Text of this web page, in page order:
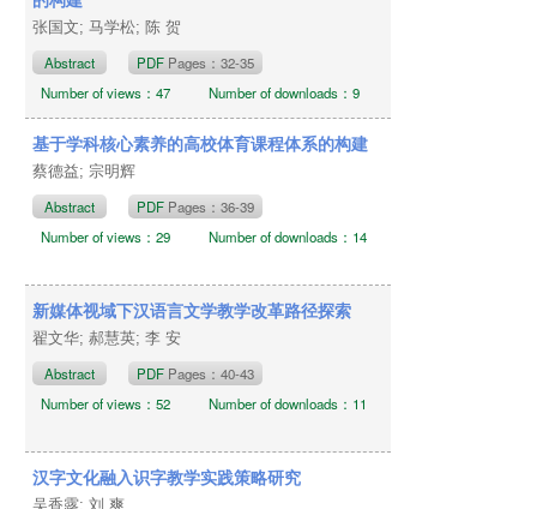
张国文; 马学松; 陈 贺
Abstract PDF Pages：32-35
Number of views：47
Number of downloads：9
基于学科核心素养的高校体育课程体系的构建
蔡德益; 宗明辉
Abstract PDF Pages：36-39
Number of views：29
Number of downloads：14
新媒体视域下汉语言文学教学改革路径探索
翟文华; 郝慧英; 李 安
Abstract PDF Pages：40-43
Number of views：52
Number of downloads：11
汉字文化融入识字教学实践策略研究
吴香露; 刘 爽